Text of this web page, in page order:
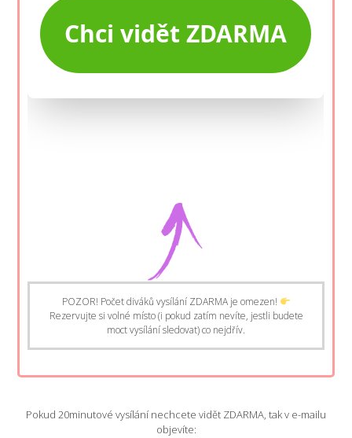
POZOR! Počet diváků vysílání ZDARMA je omezen!
Rezervujte si volné místo (i pokud zatím nevíte, jestli budete
moct vysílání sledovat) co nejdřív.
Pokud 20minutové vysílání nechcete vidět ZDARMA, tak v e-mailu
objevíte: